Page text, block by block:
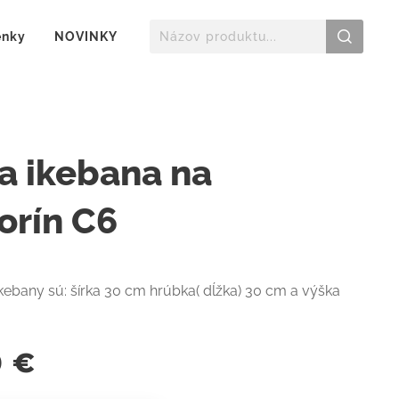
NOVINKY
ikebana na
C6
sú: šírka 30 cm hrúbka( dĺžka) 30 cm a výška
€